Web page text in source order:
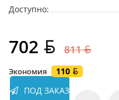
Доступно:
702 811
Экономия
110
ПОД ЗАКАЗ